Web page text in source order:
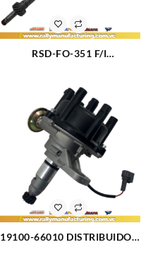
RSD-FO-351 F/I
FUEL INJECTION M351 5.8L
(86-91) 8CIL COMPLETO
(169)
19100-66010 DISTRIBUIDOR